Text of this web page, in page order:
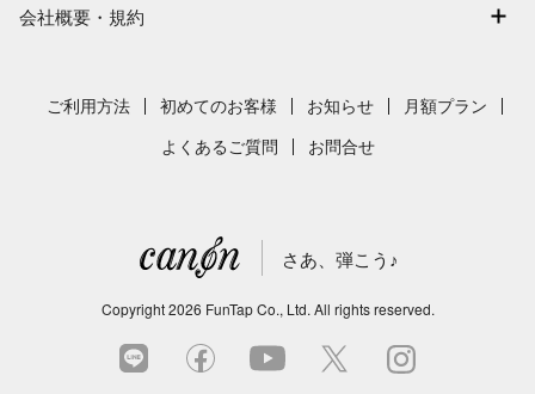
まもなく配信
保育
発表会
新沢としひこ
会社概要・規約
採用情報
サイトマップ
ご利用方法 初めてのお客様 お知らせ 月額プラン
よくあるご質問 お問合せ
さあ、弾こう♪
Copyright2026 FunTap Co., Ltd. All rights reserved.